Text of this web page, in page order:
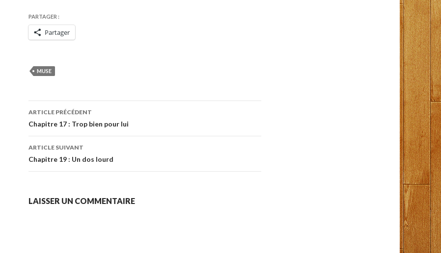
PARTAGER :
Partager
MUSE
Navigation
des
articles
ARTICLE PRÉCÉDENT
Chapitre 17 : Trop bien pour lui
ARTICLE SUIVANT
Chapitre 19 : Un dos lourd
LAISSER UN COMMENTAIRE